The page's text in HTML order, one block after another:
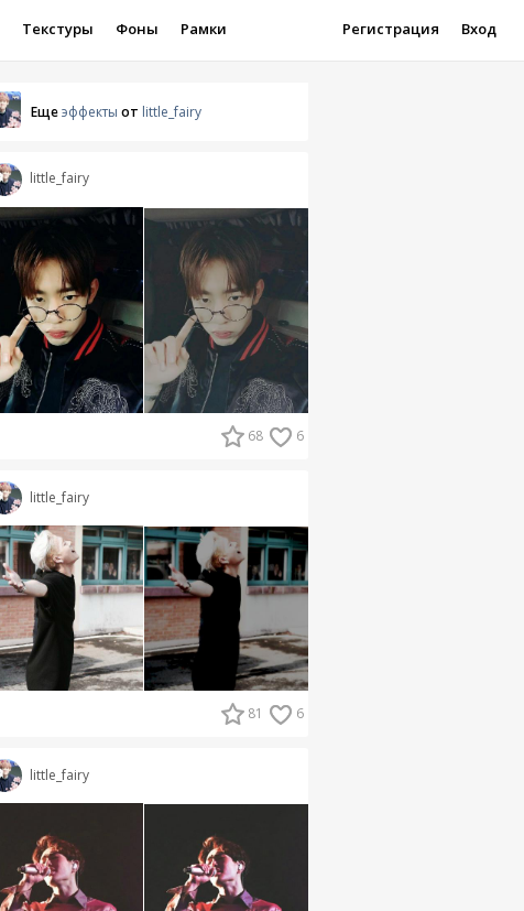
Текстуры Фоны Рамки Регистрация Вход
Ещеэффекты от little_fairy
little_fairy
68 6
little_fairy
81 6
little_fairy